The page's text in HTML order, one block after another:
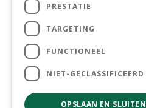
Contact
Openingstijden
Meer informatie
Klantervaringen
PRESTATIE
TARGETING
FUNCTIONEEL
NIET-GECLASSIFICEERD
OPSLAAN EN SLUITEN